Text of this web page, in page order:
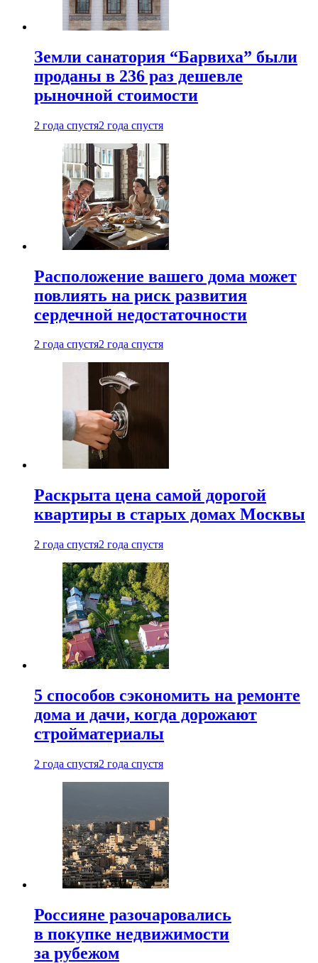
Земли санатория “Барвиха” были
проданы в 236 раз дешевле
рыночной стоимости
2 года спустя2 года спустя
Расположение вашего дома может
повлиять на риск развития
сердечной недостаточности
2 года спустя2 года спустя
Раскрыта цена самой дорогой
квартиры в старых домах Москвы
2 года спустя2 года спустя
5 способов сэкономить на ремонте
дома и дачи, когда дорожают
стройматериалы
2 года спустя2 года спустя
Россияне разочаровались
в покупке недвижимости
за рубежом